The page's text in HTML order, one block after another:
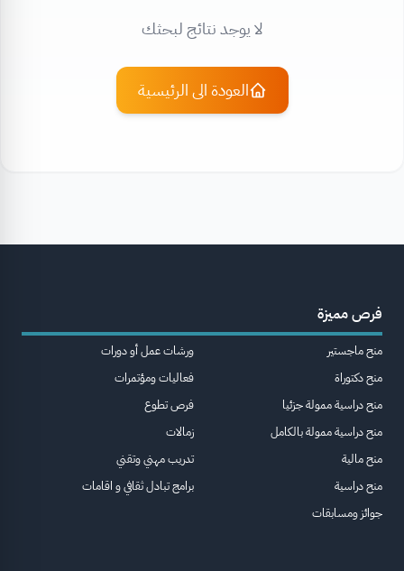
لا يوجد نتائج لبحثك
العودة الى الرئيسية
فرص مميزة
منح ماجستير
منح دكتوراة
منح دراسية ممولة جزئيا
منح دراسية ممولة بالكامل
منح مالية
منح دراسية
جوائز ومسابقات
ورشات عمل أو دورات
فعاليات ومؤتمرات
فرص تطوع
زمالات
تدريب مهني وتقني
برامج تبادل ثقافي و اقامات